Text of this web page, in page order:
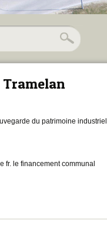
Tramelan
du patrimoine industriel
fr. le financement communal